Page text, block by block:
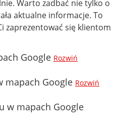
Warto zadbać nie tylko o
aktualne informacje. To
zaprezentować się klientom
Google Rozwiń
mapach Google Rozwiń
w mapach Google